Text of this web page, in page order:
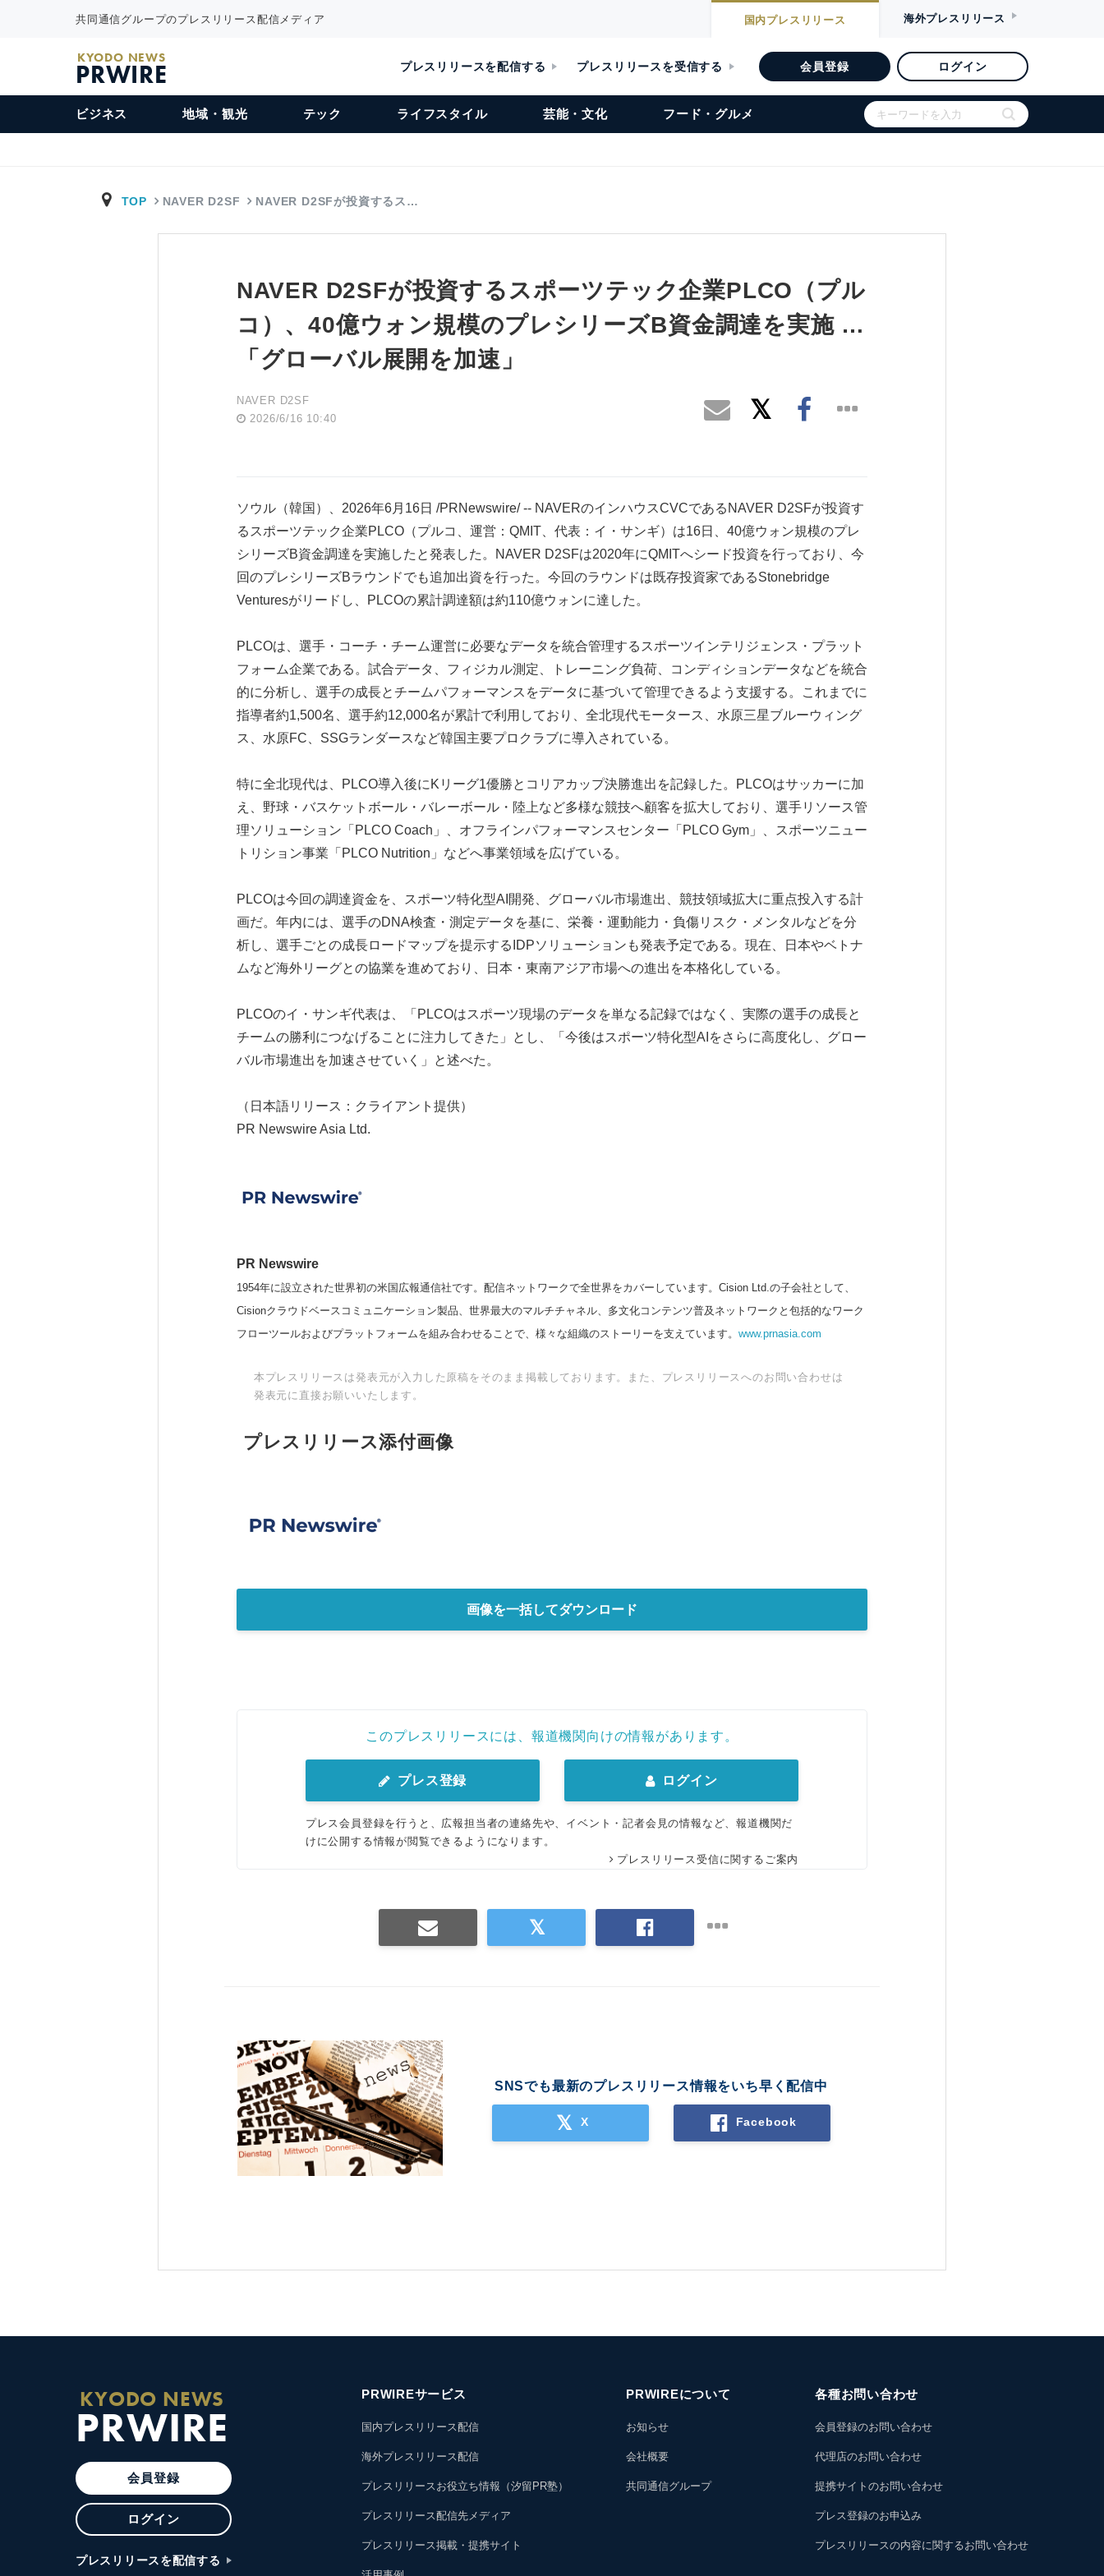
共同通信グループのプレスリリース配信メディア 国内プレスリリース 海外プレスリリース
KYODO NEWS
PRWIRE プレスリリースを配信する プレスリリースを受信する 会員登録 ログイン
ビジネス 地域・観光 テック ライフスタイル 芸能・文化 フード・グルメ
TOP NAVER D2SF NAVER D2SFが投資するス…
NAVER D2SFが投資するスポーツテック企業PLCO（プル
コ）、40億ウォン規模のプレシリーズB資金調達を実施 …
「グローバル展開を加速」
NAVER D2SF
2026/6/16 10:40
ソウル（韓国）、2026年6月16日 /PRNewswire/ -- NAVERのインハウスCVCであるNAVER D2SFが投資す
るスポーツテック企業PLCO（プルコ、運営：QMIT、代表：イ・サンギ）は16日、40億ウォン規模のプレ
シリーズB資金調達を実施したと発表した。NAVER D2SFは2020年にQMITへシード投資を行っており、今
回のプレシリーズBラウンドでも追加出資を行った。今回のラウンドは既存投資家であるStonebridge
Venturesがリードし、PLCOの累計調達額は約110億ウォンに達した。
PLCOは、選手・コーチ・チーム運営に必要なデータを統合管理するスポーツインテリジェンス・プラット
フォーム企業である。試合データ、フィジカル測定、トレーニング負荷、コンディションデータなどを統合
的に分析し、選手の成長とチームパフォーマンスをデータに基づいて管理できるよう支援する。これまでに
指導者約1,500名、選手約12,000名が累計で利用しており、全北現代モータース、水原三星ブルーウィング
ス、水原FC、SSGランダースなど韓国主要プロクラブに導入されている。
特に全北現代は、PLCO導入後にKリーグ1優勝とコリアカップ決勝進出を記録した。PLCOはサッカーに加
え、野球・バスケットボール・バレーボール・陸上など多様な競技へ顧客を拡大しており、選手リソース管
理ソリューション「PLCO Coach」、オフラインパフォーマンスセンター「PLCO Gym」、スポーツニュー
トリション事業「PLCO Nutrition」などへ事業領域を広げている。
PLCOは今回の調達資金を、スポーツ特化型AI開発、グローバル市場進出、競技領域拡大に重点投入する計
画だ。年内には、選手のDNA検査・測定データを基に、栄養・運動能力・負傷リスク・メンタルなどを分
析し、選手ごとの成長ロードマップを提示するIDPソリューションも発表予定である。現在、日本やベトナ
ムなど海外リーグとの協業を進めており、日本・東南アジア市場への進出を本格化している。
PLCOのイ・サンギ代表は、「PLCOはスポーツ現場のデータを単なる記録ではなく、実際の選手の成長と
チームの勝利につなげることに注力してきた」とし、「今後はスポーツ特化型AIをさらに高度化し、グロー
バル市場進出を加速させていく」と述べた。
（日本語リリース：クライアント提供）
PR Newswire Asia Ltd.
PR Newswire
1954年に設立された世界初の米国広報通信社です。配信ネットワークで全世界をカバーしています。Cision Ltd.の子会社として、
Cisionクラウドベースコミュニケーション製品、世界最大のマルチチャネル、多文化コンテンツ普及ネットワークと包括的なワーク
フローツールおよびプラットフォームを組み合わせることで、様々な組織のストーリーを支えています。 www.prnasia.com
本プレスリリースは発表元が入力した原稿をそのまま掲載しております。また、プレスリリースへのお問い合わせは
発表元に直接お願いいたします。
プレスリリース添付画像
画像を一括してダウンロード
このプレスリリースには、報道機関向けの情報があります。
プレス登録 ログイン
プレス会員登録を行うと、広報担当者の連絡先や、イベント・記者会見の情報など、報道機関だ
けに公開する情報が閲覧できるようになります。
プレスリリース受信に関するご案内
SNSでも最新のプレスリリース情報をいち早く配信中
X Facebook
KYODO NEWS
PRWIRE
会員登録
ログイン
プレスリリースを配信する
PRWIREサービス
国内プレスリリース配信
海外プレスリリース配信
プレスリリースお役立ち情報（汐留PR塾）
プレスリリース配信先メディア
プレスリリース掲載・提携サイト
PRWIREについて
お知らせ
会社概要
共同通信グループ
各種お問い合わせ
会員登録のお問い合わせ
代理店のお問い合わせ
提携サイトのお問い合わせ
プレス登録のお申込み
プレスリリースの内容に関するお問い合わせ
Japanese
English